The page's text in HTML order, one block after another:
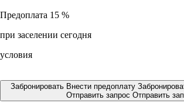
Предоплата 15 %
при заселении сегодня
условия
Забронировать Внести предоплату
Отправить запрос Отправить